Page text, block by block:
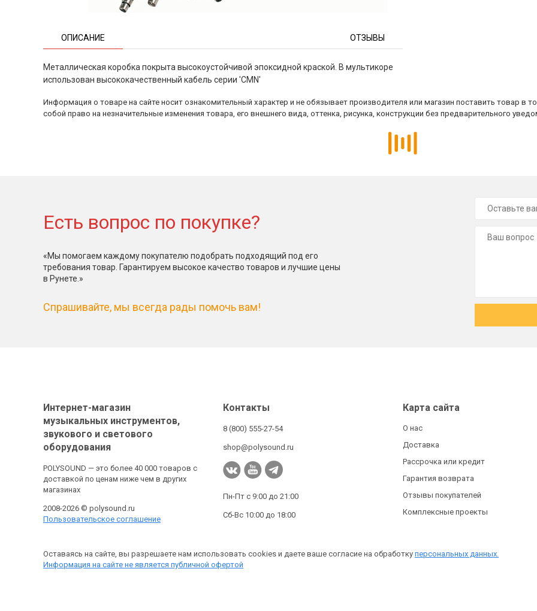
ОПИСАНИЕ ОТЗЫВЫ
Металлическая коробка покрыта высокоустойчивой эпоксидной краской. В мультикоре
использован высококачественный кабель серии 'CMN'
Информация о товаре на сайте носит ознакомительный характер и не обязывает производителя или магазин поставить товар в
собой право на незначительные изменения товара, его внешнего вида, оттенка, рисунка, конструкции без предварительного
Есть вопрос по покупке?
«Мы помогаем каждому покупателю подобрать подходящий под его
требования товар. Гарантируем высокое качество товаров и лучшие цены
в Рунете.»
Спрашивайте, мы всегда рады помочь вам!
Интернет-магазин
музыкальных инструментов,
звукового и светового
оборудования
POLYSOUND — это более 40 000 товаров с
доставкой по ценам ниже чем в других
магазинах
2008-2026 © polysound.ru
Пользовательское соглашение
Контакты
8 (800) 555-27-54
shop@polysound.ru
Пн-Пт с 9:00 до 21:00
Сб-Вс 10:00 до 18:00
Карта сайта
О нас
Доставка
Рассрочка или кредит
Гарантия возврата
Отзывы покупателей
Комплексные проекты
Оставаясь на сайте, вы разрешаете нам использовать cookies и даете ваше согласие на обработку персональных данных.
Информация на сайте не является публичной офертой